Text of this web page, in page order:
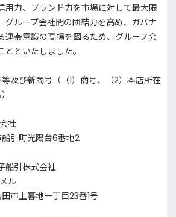
用力、ブランド力を市場に対して最大限
グループ会社間の団結力を高め、ガバナ
連帯意識の高揚を図るため、グループ会
といたしました。
及び新商号（（1）商号、（2）本店所在
社
引町光陽台6番地2
船引株式会社
ル
市上暮地一丁目23番1号